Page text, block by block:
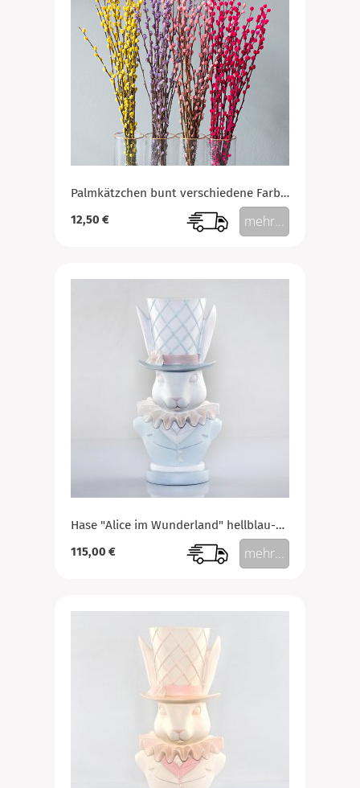
Palmkätzchen bunt verschiedene Farben
12,50 €
mehr...
Hase "Alice im Wunderland" hellblau-creme
115,00 €
mehr...